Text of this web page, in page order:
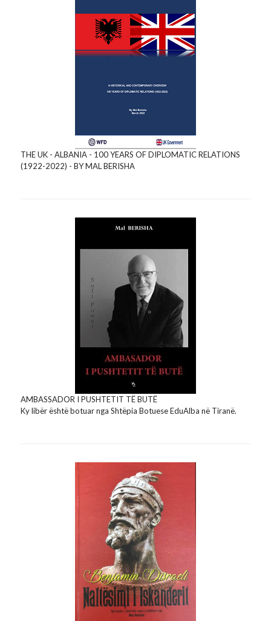
THE UK - ALBANIA - 100 YEARS OF DIPLOMATIC RELATIONS
(1922-2022) - BY MAL BERISHA
AMBASSADOR I PUSHTETIT TË BUTË
Ky libër është botuar nga Shtëpia Botuese EduAlba në Tiranë.